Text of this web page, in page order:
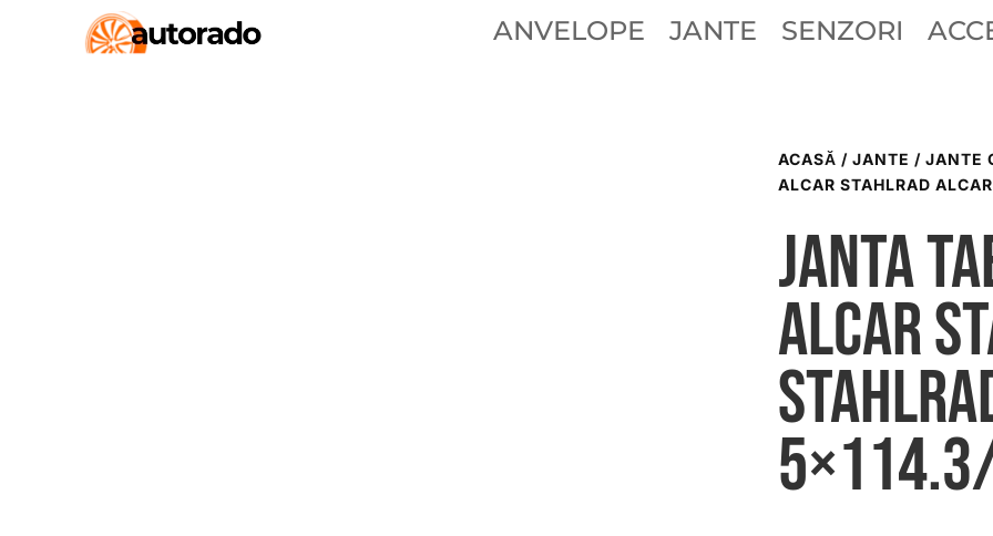
ANVELOPE JANTE SENZORI
ACASĂ / JANTE / JANTE
ALCAR STAHLRAD
Janta
ALCAR